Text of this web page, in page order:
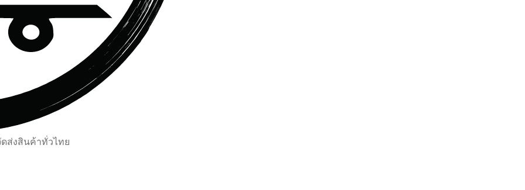
ส่งสินค้าทั่วไทย